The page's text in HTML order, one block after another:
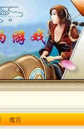
魔宫